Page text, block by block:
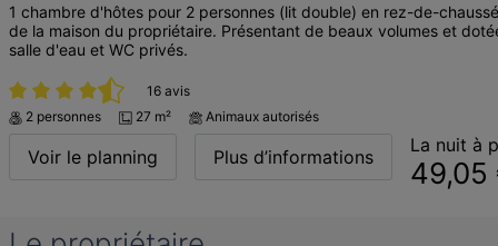
1 chambre d'hôtes pour 2 personnes (lit double) en rez-de-
de la maison du propriétaire. Présentant de beaux volumes et
salle d'eau et WC privés.
16 avis
2 personnes
27 m² Animaux autorisés
Voir le planning Plus d’informations
La nuit à
49,05